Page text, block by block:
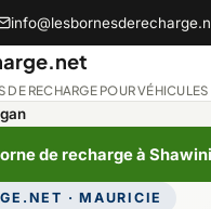
DE RECHARGE POUR
de recharge à
· MAURICIE